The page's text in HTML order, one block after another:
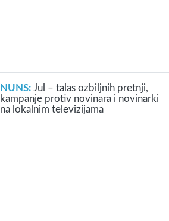
NUNS:Jul – talas ozbiljnih pretnji,
kampanje protiv novinara i novinarki
na lokalnim televizijama